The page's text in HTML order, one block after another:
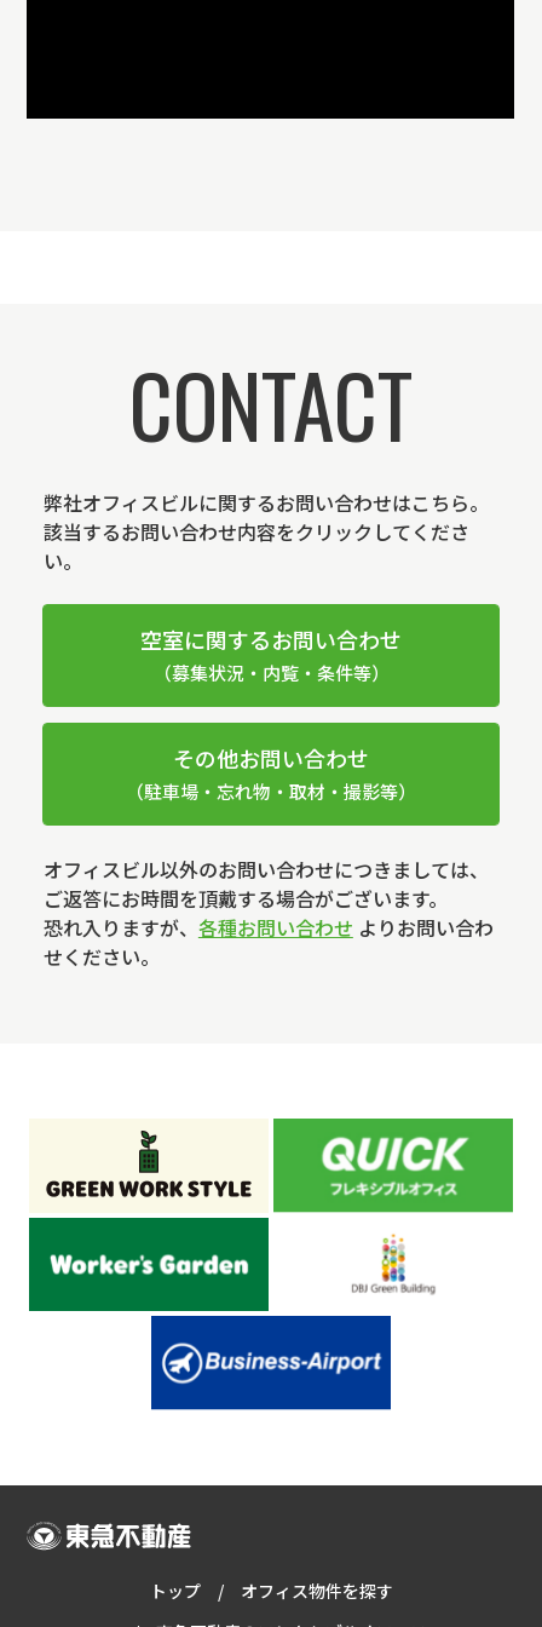
CONTACT
弊社オフィスビルに関するお問い合わせはこちら。
該当するお問い合わせ内容をクリックしてくださ
い。
空室に関するお問い合わせ
（募集状況・内覧・条件等）
その他お問い合わせ
（駐車場・忘れ物・取材・撮影等）
オフィスビル以外のお問い合わせにつきましては、
ご返答にお時間を頂戴する場合がございます。
恐れ入りますが、 各種お問い合わせ よりお問い合わ
せください。
トップ
オフィス物件を探す